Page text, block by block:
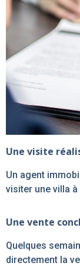
Une visite
Un agent
visiter une villa
Une vente
Quelques
directement la